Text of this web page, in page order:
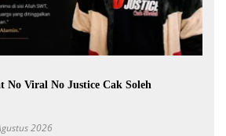
No Viral No Justice Cak Soleh
2026